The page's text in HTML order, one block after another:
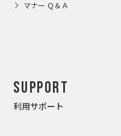
マナー Ｑ＆Ａ
Support
利用サポート